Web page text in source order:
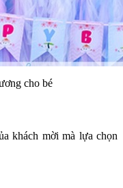
cho bé
khách mời mà lựa chọn